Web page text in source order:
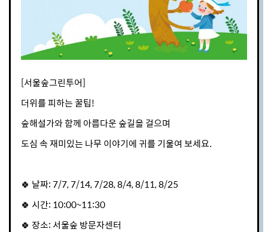
[서울숲그린투어]
더위를 피하는 꿀팁!
숲해설가와 함께 아름다운 숲길을 걸으며
도심 속 재미있는 나무 이야기에 귀를 기울여 보세요.
🍀 날짜: 7/7, 7/14, 7/28, 8/4, 8/11, 8/25
🍀 시간: 10:00~11:30
🍀 장소: 서울숲 방문자센터